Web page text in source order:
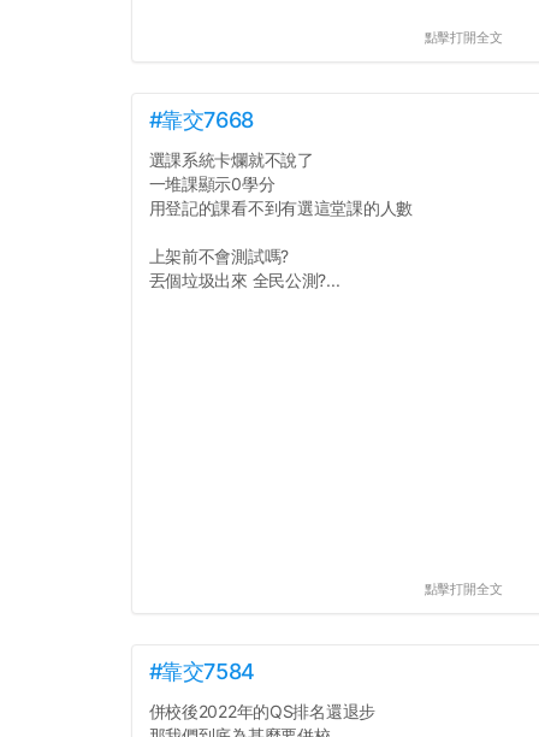
點擊打開全文
#靠交7668
選課系統卡爛就不說了
一堆課顯示0學分
用登記的課看不到有選這堂課的人數
上架前不會測試嗎?
丟個垃圾出來 全民公測?...
點擊打開全文
#靠交7584
併校後2022年的QS排名還退步